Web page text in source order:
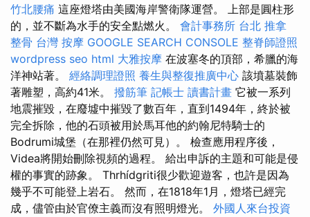
竹北腰痛 這座燈塔由美國海岸警衛隊運營。 上部是圓柱形
的，並不斷為水手的安全點燃火。 會計事務所 台北 推拿
整骨 台灣 按摩 GOOGLE SEARCH CONSOLE 整脊師證照
wordpress seo html 大雅按摩 在波塞冬的頂部，希臘的海
洋神站著。 經絡調理證照 養生與整復推廣中心 該墳墓裝飾
著雕塑，高約41米。 撥筋筆 記帳士 讀書計畫 它被一系列
地震摧毀，在廢墟中摧毀了數百年，直到1494年，終於被
完全拆除，他的石頭被用於馬耳他的約翰尼特騎士的
Bodrumi城堡（在那裡仍然可見）。 檢查應用程序後，
Videa將開始刪除視頻的過程。 給出申訴的主題和可能是侵
權的事實的跡象。 Thrhídgriti很少歡迎遊客，也許是因為
幾乎不可能登上岩石。 然而，在1818年1月，燈塔已經完
成，儘管由於官僚主義而沒有照明燈光。 外國人來台投資